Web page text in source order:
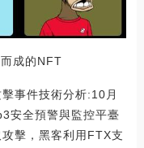
成的NFT
事件技術分析:10月
安全預警與監控平臺
擊，黑客利用FTX支